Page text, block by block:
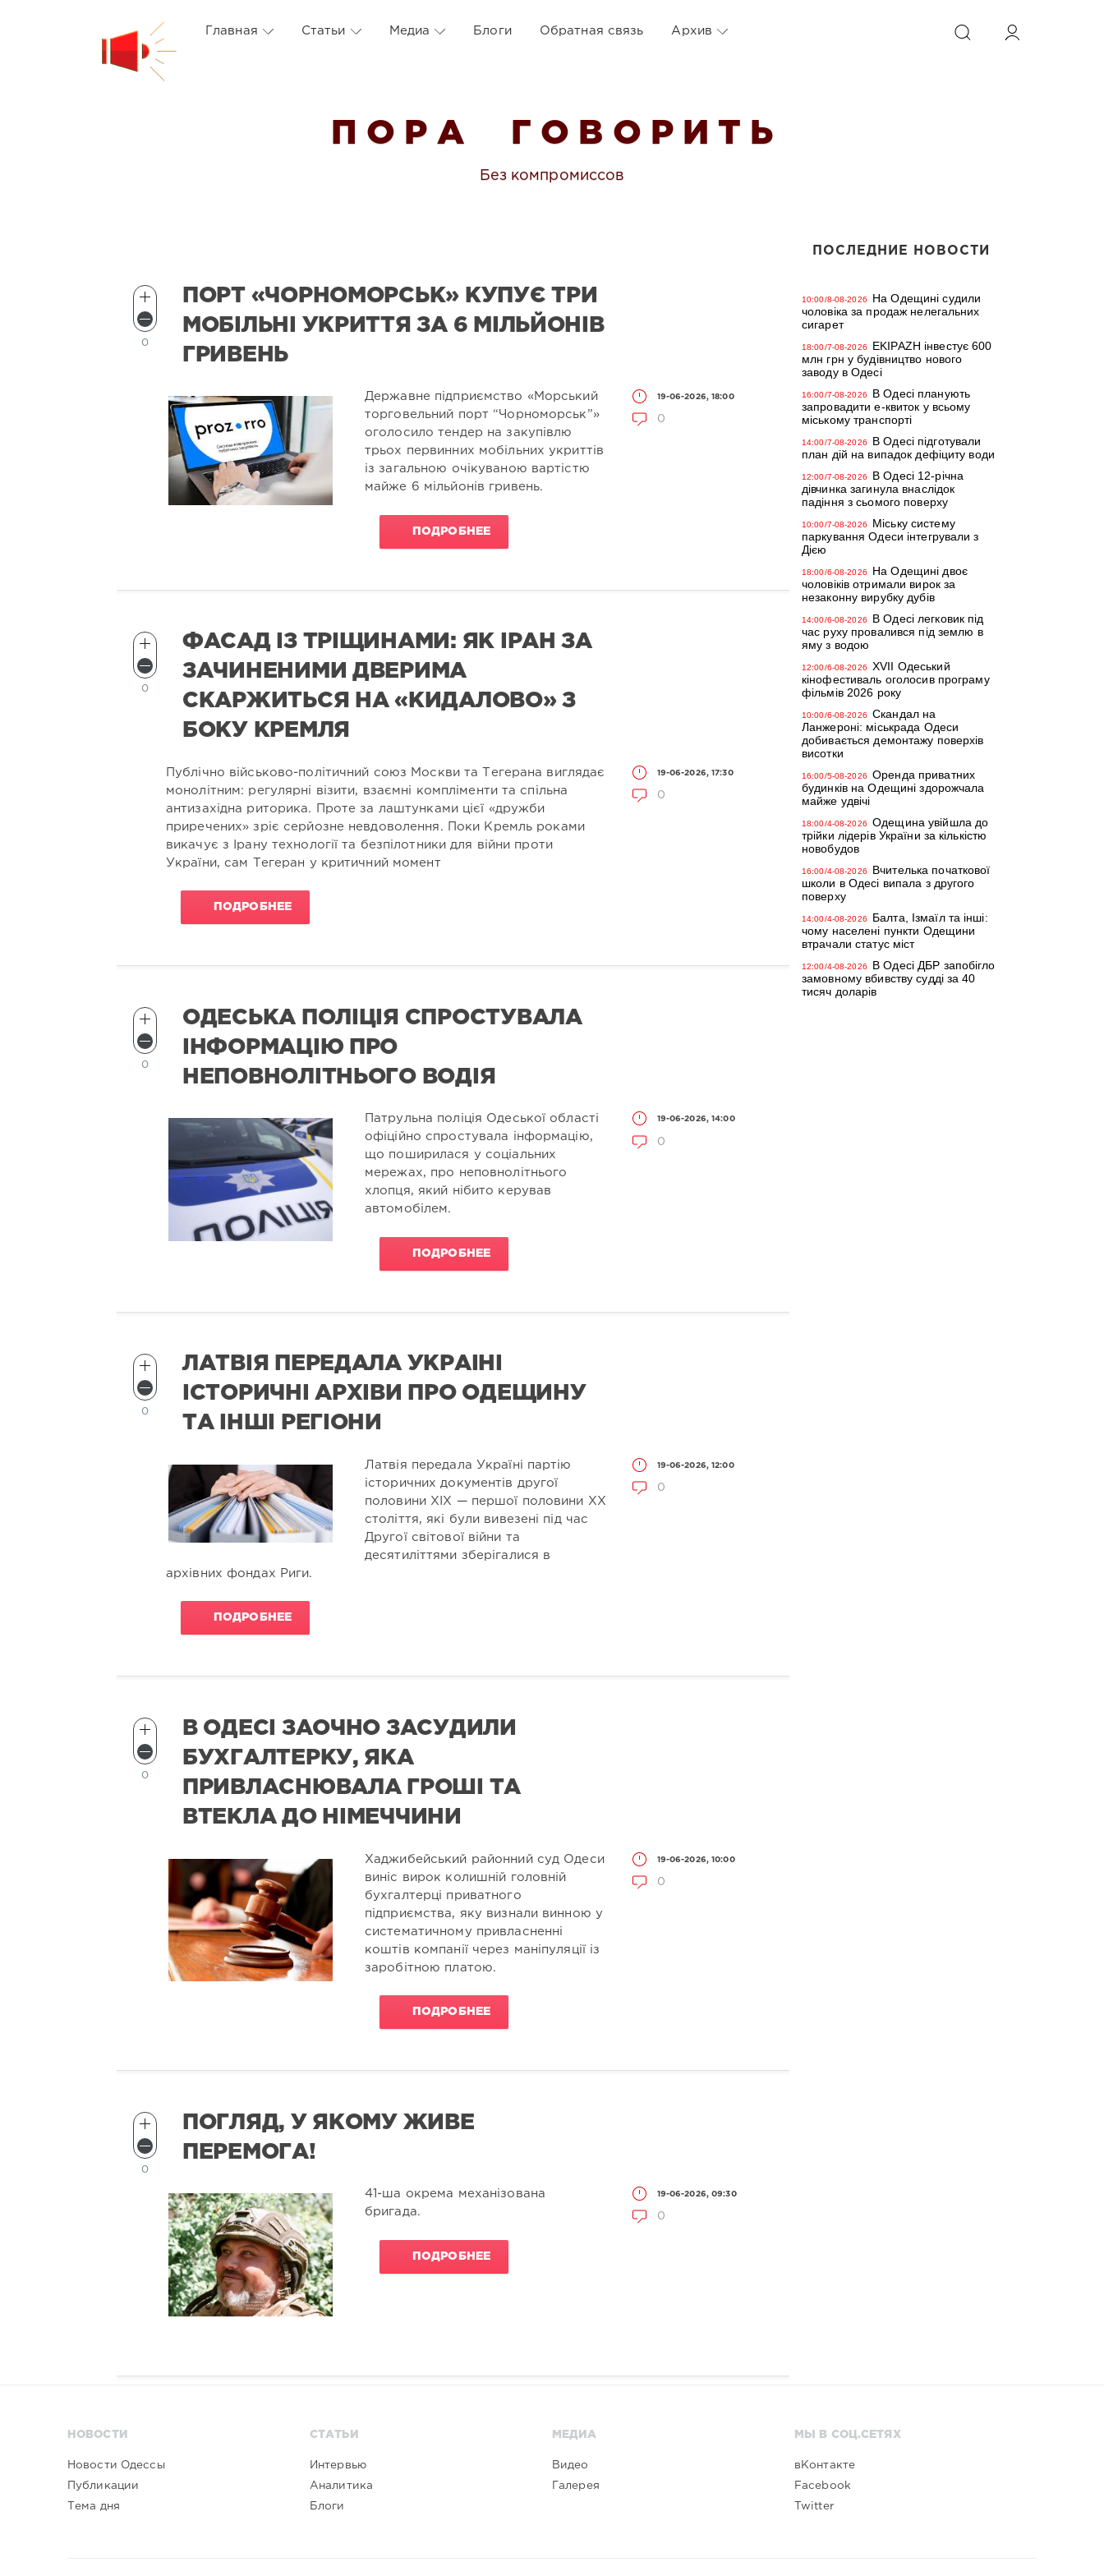
ИСКАТЬ
Главная Статьи Медиа Блоги Обратная связь Архив
П О Р А Г О В О Р И Т Ь
Без компромиссов
ПОРТ «ЧОРНОМОРСЬК» КУПУЄ ТРИ
МОБІЛЬНІ УКРИТТЯ ЗА 6 МІЛЬЙОНІВ
ГРИВЕНЬ
19-06-2026, 18:00
0
0
Державне підприємство «Морський
торговельний порт “Чорноморськ”»
оголосило тендер на закупівлю
трьох первинних мобільних укриттів
із загальною очікуваною вартістю
майже 6 мільйонів гривень.
ПОДРОБНЕЕ
ФАСАД ІЗ ТРІЩИНАМИ: ЯК ІРАН ЗА
ЗАЧИНЕНИМИ ДВЕРИМА
СКАРЖИТЬСЯ НА «КИДАЛОВО» З
БОКУ КРЕМЛЯ
19-06-2026, 17:30
0
0
Публічно військово-політичний союз Москви та Тегерана виглядає
монолітним: регулярні візити, взаємні компліменти та спільна
антизахідна риторика. Проте за лаштунками цієї «дружби
приречених» зріє серйозне невдоволення. Поки Кремль роками
викачує з Ірану технології та безпілотники для війни проти
України, сам Тегеран у критичний момент
ПОДРОБНЕЕ
ОДЕСЬКА ПОЛІЦІЯ СПРОСТУВАЛА
ІНФОРМАЦІЮ ПРО
НЕПОВНОЛІТНЬОГО ВОДІЯ
19-06-2026, 14:00
0
0
Патрульна поліція Одеської області
офіційно спростувала інформацію,
що поширилася у соціальних
мережах, про неповнолітнього
хлопця, який нібито керував
автомобілем.
ПОДРОБНЕЕ
ЛАТВІЯ ПЕРЕДАЛА УКРАЇНІ
ІСТОРИЧНІ АРХІВИ ПРО ОДЕЩИНУ
ТА ІНШІ РЕГІОНИ
19-06-2026, 12:00
0
0
Латвія передала Україні партію
історичних документів другої
половини XIX — першої половини XX
століття, які були вивезені під час
Другої світової війни та
десятиліттями зберігалися в
архівних фондах Риги.
ПОДРОБНЕЕ
В ОДЕСІ ЗАОЧНО ЗАСУДИЛИ
БУХГАЛТЕРКУ, ЯКА
ПРИВЛАСНЮВАЛА ГРОШІ ТА
ВТЕКЛА ДО НІМЕЧЧИНИ
19-06-2026, 10:00
0
0
Хаджибейський районний суд Одеси
виніс вирок колишній головній
бухгалтерці приватного
підприємства, яку визнали винною у
систематичному привласненні
коштів компанії через маніпуляції із
заробітною платою.
ПОДРОБНЕЕ
ПОГЛЯД, У ЯКОМУ ЖИВЕ
ПЕРЕМОГА!
19-06-2026, 09:30
0
0
41-ша окрема механізована
бригада.
ПОДРОБНЕЕ
ПОСЛЕДНИЕ НОВОСТИ
10:00/8-08-2026
На Одещині судили
чоловіка за продаж нелегальних
сигарет
18:00/7-08-2026
EKIPAZH інвестує 600
млн грн у будівництво нового
заводу в Одесі
16:00/7-08-2026
В Одесі планують
запровадити е-квиток у всьому
міському транспорті
14:00/7-08-2026
В Одесі підготували
план дій на випадок дефіциту води
12:00/7-08-2026
В Одесі 12-річна
дівчинка загинула внаслідок
падіння з сьомого поверху
10:00/7-08-2026
Міську систему
паркування Одеси інтегрували з
Дією
18:00/6-08-2026
На Одещині двоє
чоловіків отримали вирок за
незаконну вирубку дубів
14:00/6-08-2026
В Одесі легковик під
час руху провалився під землю в
яму з водою
12:00/6-08-2026
XVII Одеський
кінофестиваль оголосив програму
фільмів 2026 року
10:00/6-08-2026
Скандал на
Ланжероні: міськрада Одеси
добивається демонтажу поверхів
висотки
16:00/5-08-2026
Оренда приватних
будинків на Одещині здорожчала
майже удвічі
18:00/4-08-2026
Одещина увійшла до
трійки лідерів України за кількістю
новобудов
16:00/4-08-2026
Вчителька початкової
школи в Одесі випала з другого
поверху
14:00/4-08-2026
Балта, Ізмаїл та інші:
чому населені пункти Одещини
втрачали статус міст
12:00/4-08-2026
В Одесі ДБР запобігло
замовному вбивству судді за 40
тисяч доларів
НОВОСТИ
Новости Одессы
Публикации
Тема дня
СТАТЬИ
Интервью
Аналитика
Блоги
МЕДИА
Видео
Галерея
МЫ В СОЦ.СЕТЯХ
вКонтакте
Facebook
Twitter